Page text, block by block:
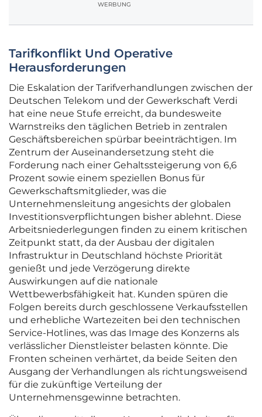
WERBUNG
Tarifkonflikt Und Operative
Herausforderungen
Die Eskalation der Tarifverhandlungen zwischen der
Deutschen Telekom und der Gewerkschaft Verdi
hat eine neue Stufe erreicht, da bundesweite
Warnstreiks den täglichen Betrieb in zentralen
Geschäftsbereichen spürbar beeinträchtigen. Im
Zentrum der Auseinandersetzung steht die
Forderung nach einer Gehaltssteigerung von 6,6
Prozent sowie einem speziellen Bonus für
Gewerkschaftsmitglieder, was die
Unternehmensleitung angesichts der globalen
Investitionsverpflichtungen bisher ablehnt. Diese
Arbeitsniederlegungen finden zu einem kritischen
Zeitpunkt statt, da der Ausbau der digitalen
Infrastruktur in Deutschland höchste Priorität
genießt und jede Verzögerung direkte
Auswirkungen auf die nationale
Wettbewerbsfähigkeit hat. Kunden spüren die
Folgen bereits durch geschlossene Verkaufsstellen
und erhebliche Wartezeiten bei den technischen
Service-Hotlines, was das Image des Konzerns als
verlässlicher Dienstleister belasten könnte. Die
Fronten scheinen verhärtet, da beide Seiten den
Ausgang der Verhandlungen als richtungsweisend
für die zukünftige Verteilung der
Unternehmensgewinne betrachten.